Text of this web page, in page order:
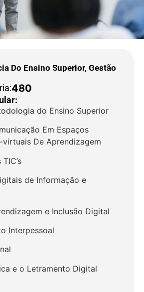
Do Ensino Superior, Gestão
480
do Ensino Superior
Em Espaços
De Aprendizagem
de Informação e
e Inclusão Digital
Interpessoal
e o Letramento Digital